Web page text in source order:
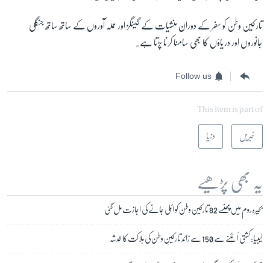
تارکین وطن کو سفر کے دوران منشیات کے گینگز اور حملہ آوروں کے ساتھ ساتھ جنگلی
جانوروں اور دریاؤں کا بھی سامنا کرنا پڑتا ہے۔
Follow us
This item is part of
خبریں دنیا
یہ بھی پڑھیے
بحیرہ روم میں پھنسے 82 تارکین وطن کو اٹلی جانے کی اجازت مل گئی
لیبیا: کشتی اُلٹنے سے 150 سے زائد تارکینِ وطن کی ہلاکت کا خدشہ